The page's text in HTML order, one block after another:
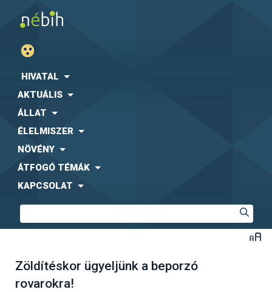
HIVATAL
AKTUÁLIS
ÁLLAT
ÉLELMISZER
NÖVÉNY
ÁTFOGÓ TÉMÁK
KAPCSOLAT
Zöldítéskor ügyeljünk a beporzó
rovarokra!